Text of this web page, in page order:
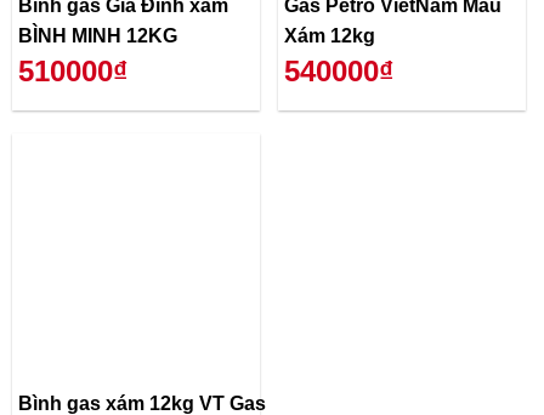
Bình gas Gia Đình xám
BÌNH MINH 12KG
510000₫
Gas Petro VietNam Màu
Xám 12kg
540000₫
Bình gas xám 12kg VT Gas